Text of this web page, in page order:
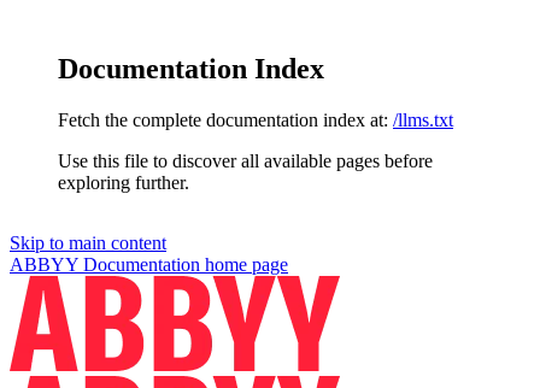
Documentation Index
Fetch the complete documentation index at: /llms.txt
Use this file to discover all available pages before
exploring further.
Skip to main content
ABBYY Documentation home page